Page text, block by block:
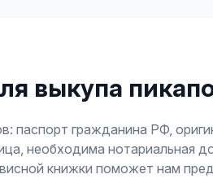
выкупа
паспорт гражданина РФ,
необходима нотариальная
книжки поможет нам